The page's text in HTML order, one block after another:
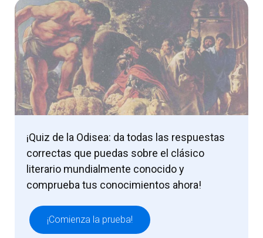
¡Quiz de la Odisea: da todas las respuestas
correctas que puedas sobre el clásico
literario mundialmente conocido y
comprueba tus conocimientos ahora!
¡Comienza la prueba!